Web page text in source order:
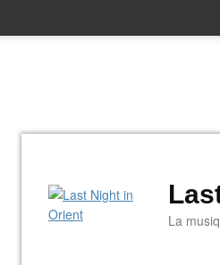
La